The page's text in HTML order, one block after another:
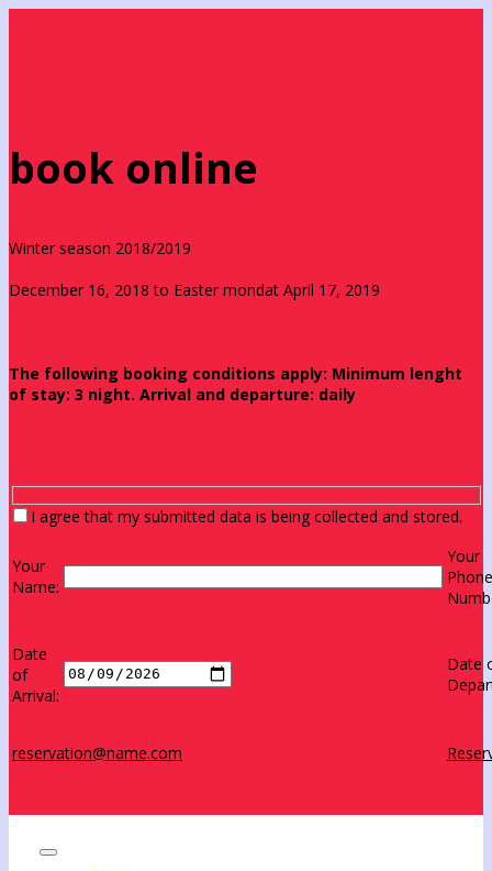
book online
Winter season 2018/2019
December 16, 2018 to Easter mondat April 17, 2019
The following booking conditions apply: Minimum lenght
of stay: 3 night. Arrival and departure: daily
I agree that my submitted data is being collected and stored.
Your
Name:
Your
Phone
Date
of
Arrival:
Date
reservation@name.com